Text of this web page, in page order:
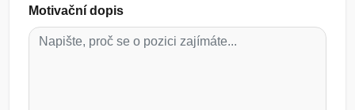
Motivační dopis